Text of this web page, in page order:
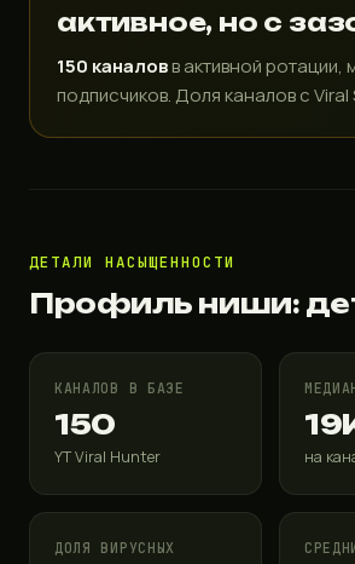
активное, но с
150 каналовв активной ротации,
подписчиков. Доля каналов с
ДЕТАЛИ НАСЫЩЕННОСТИ
Профиль ниши:
КАНАЛОВ В БАЗЕ
150
YT Viral Hunter на
ДОЛЯ ВИРУСНЫХ